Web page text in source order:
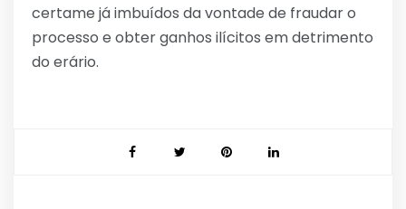
certame já imbuídos da vontade de fraudar o
processo e obter ganhos ilícitos em detrimento
do erário.